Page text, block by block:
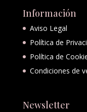
Información
Aviso Legal
Política de
Política de
Condiciones de
Newsletter